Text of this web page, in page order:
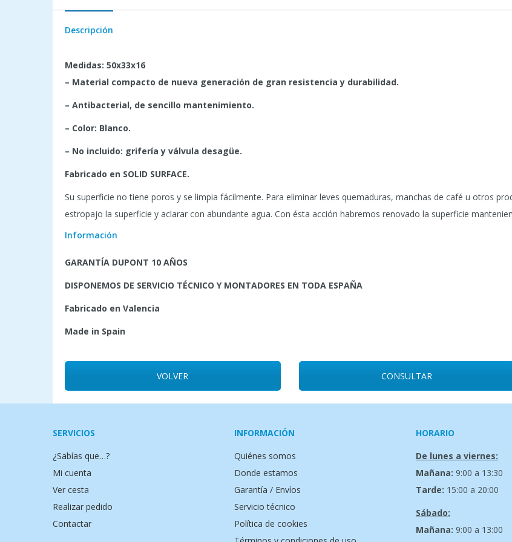
Descripción
Medidas: 50x33x16
– Material compacto de nueva generación de gran resistencia y durabilidad.
– Antibacterial, de sencillo mantenimiento.
– Color: Blanco.
– No incluido: grifería y válvula desagüe.
Fabricado en SOLID SURFACE.
Su superficie no tiene poros y se limpia fácilmente. Para eliminar leves quemaduras, manchas de café u otros
estropajo la superficie y aclarar con abundante agua. Con ésta acción habremos renovado la superficie
Información
GARANTÍA DUPONT 10 AÑOS
DISPONEMOS DE SERVICIO TÉCNICO Y MONTADORES EN TODA ESPAÑA
Fabricado en Valencia
Made in Spain
VOLVER CONSULTAR
SERVICIOS
¿Sabías que…?
Mi cuenta
Ver cesta
Realizar pedido
Contactar
INFORMACIÓN
Quiénes somos
Donde estamos
Garantía / Envíos
Servicio técnico
Política de cookies
HORARIO
De lunes a viernes:
Mañana: 9:00 a 13:30
Tarde: 15:00 a 20:00
Sábado:
Mañana: 9:00 a 13:00